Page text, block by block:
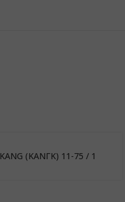
KANG (ΚΑΝΓΚ) 11-75 / 1